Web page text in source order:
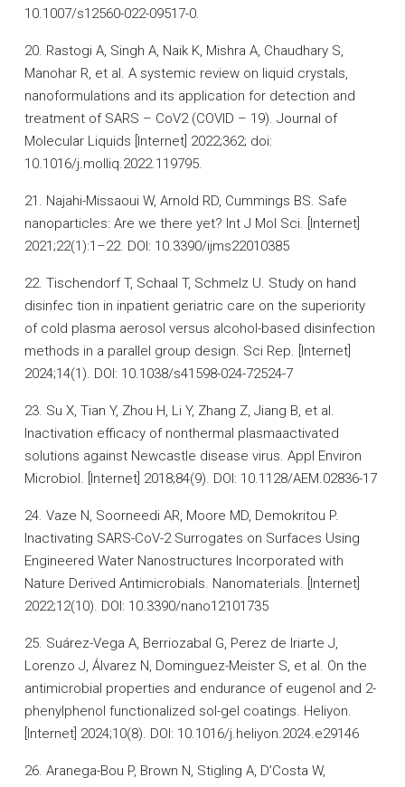
10.1007/s12560-022-09517-0.
20. Rastogi A, Singh A, Naik K, Mishra A, Chaudhary S,
Manohar R, et al. A systemic review on liquid crystals,
nanoformulations and its application for detection and
treatment of SARS – CoV2 (COVID – 19). Journal of
Molecular Liquids [Internet] 2022;362; doi:
10.1016/j.molliq.2022.119795.
21. Najahi-Missaoui W, Arnold RD, Cummings BS. Safe
nanoparticles: Are we there yet? Int J Mol Sci. [Internet]
2021;22(1):1–22. DOI: 10.3390/ijms22010385
22. Tischendorf T, Schaal T, Schmelz U. Study on hand
disinfec tion in inpatient geriatric care on the superiority
of cold plasma aerosol versus alcohol-based disinfection
methods in a parallel group design. Sci Rep. [Internet]
2024;14(1). DOI: 10.1038/s41598-024-72524-7
23. Su X, Tian Y, Zhou H, Li Y, Zhang Z, Jiang B, et al.
Inactivation efficacy of nonthermal plasmaactivated
solutions against Newcastle disease virus. Appl Environ
Microbiol. [Internet] 2018;84(9). DOI: 10.1128/AEM.02836-17
24. Vaze N, Soorneedi AR, Moore MD, Demokritou P.
Inactivating SARS-CoV-2 Surrogates on Surfaces Using
Engineered Water Nanostructures Incorporated with
Nature Derived Antimicrobials. Nanomaterials. [Internet]
2022;12(10). DOI: 10.3390/nano12101735
25. Suárez-Vega A, Berriozabal G, Perez de Iriarte J,
Lorenzo J, Álvarez N, Dominguez-Meister S, et al. On the
antimicrobial properties and endurance of eugenol and 2-
phenylphenol functionalized sol-gel coatings. Heliyon.
[Internet] 2024;10(8). DOI: 10.1016/j.heliyon.2024.e29146
26. Aranega-Bou P, Brown N, Stigling A, D’Costa W,